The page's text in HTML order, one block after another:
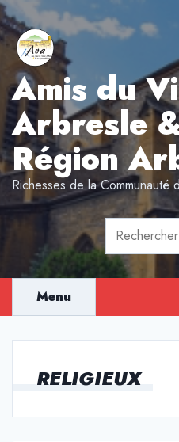
Aller
au
contenu
Amis du
Arbresle
Région
Richesses de la Communauté
Rechercher :
Menu
RELIGIEUX